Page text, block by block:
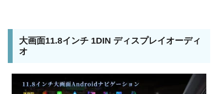
大画面11.8インチ 1DIN ディスプレイオーディ
オ